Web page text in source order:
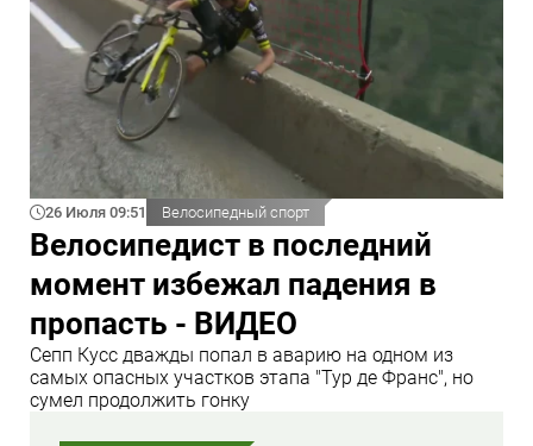
26 Июля 09:51 Велосипедный спорт
Велосипедист в последний
момент избежал падения в
пропасть - ВИДЕО
Сепп Кусс дважды попал в аварию на одном из
самых опасных участков этапа "Тур де Франс", но
сумел продолжить гонку